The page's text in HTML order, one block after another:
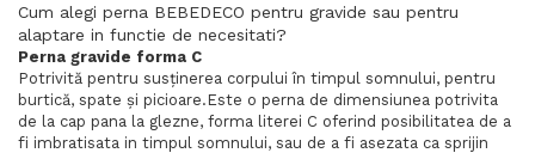
Cum alegi perna BEBEDECO pentru gravide sau pentru
alaptare in functie de necesitati?
Perna gravide forma C
Potrivită pentru susținerea corpului în timpul somnului, pentru
burtică, spate și picioare.Este o perna de dimensiunea potrivita
de la cap pana la glezne, forma literei C oferind posibilitatea de a
fi imbratisata in timpul somnului, sau de a fi asezata ca sprijin